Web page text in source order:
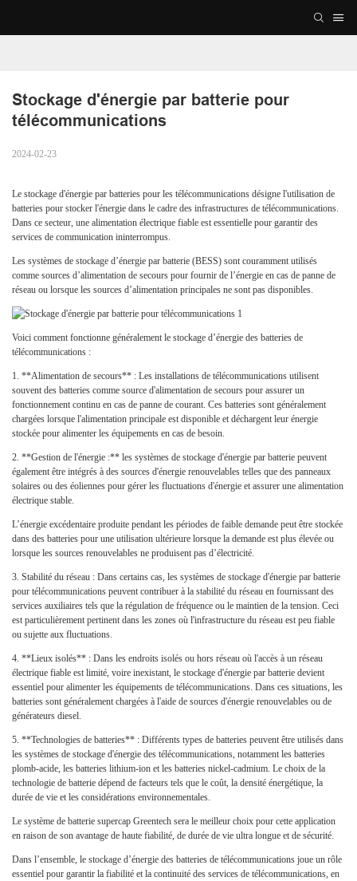
Stockage d'énergie par batterie pour
télécommunications
2024-02-23
Le stockage d'énergie par batteries pour les télécommunications désigne l'utilisation de
batteries pour stocker l'énergie dans le cadre des infrastructures de télécommunications.
Dans ce secteur, une alimentation électrique fiable est essentielle pour garantir des
services de communication ininterrompus.
Les systèmes de stockage d’énergie par batterie (BESS) sont couramment utilisés
comme sources d’alimentation de secours pour fournir de l’énergie en cas de panne de
réseau ou lorsque les sources d’alimentation principales ne sont pas disponibles.
Voici comment fonctionne généralement le stockage d’énergie des batteries de
télécommunications :
1. **Alimentation de secours** : Les installations de télécommunications utilisent
souvent des batteries comme source d'alimentation de secours pour assurer un
fonctionnement continu en cas de panne de courant. Ces batteries sont généralement
chargées lorsque l'alimentation principale est disponible et déchargent leur énergie
stockée pour alimenter les équipements en cas de besoin.
2. **Gestion de l'énergie :** les systèmes de stockage d'énergie par batterie peuvent
également être intégrés à des sources d'énergie renouvelables telles que des panneaux
solaires ou des éoliennes pour gérer les fluctuations d'énergie et assurer une alimentation
électrique stable.
L’énergie excédentaire produite pendant les périodes de faible demande peut être stockée
dans des batteries pour une utilisation ultérieure lorsque la demande est plus élevée ou
lorsque les sources renouvelables ne produisent pas d’électricité.
3. Stabilité du réseau : Dans certains cas, les systèmes de stockage d'énergie par batterie
pour télécommunications peuvent contribuer à la stabilité du réseau en fournissant des
services auxiliaires tels que la régulation de fréquence ou le maintien de la tension. Ceci
est particulièrement pertinent dans les zones où l'infrastructure du réseau est peu fiable
ou sujette aux fluctuations.
4. **Lieux isolés** : Dans les endroits isolés ou hors réseau où l'accès à un réseau
électrique fiable est limité, voire inexistant, le stockage d'énergie par batterie devient
essentiel pour alimenter les équipements de télécommunications. Dans ces situations, les
batteries sont généralement chargées à l'aide de sources d'énergie renouvelables ou de
générateurs diesel.
5. **Technologies de batteries** : Différents types de batteries peuvent être utilisés dans
les systèmes de stockage d'énergie des télécommunications, notamment les batteries
plomb-acide, les batteries lithium-ion et les batteries nickel-cadmium. Le choix de la
technologie de batterie dépend de facteurs tels que le coût, la densité énergétique, la
durée de vie et les considérations environnementales.
Le système de batterie supercap Greentech sera le meilleur choix pour cette application
en raison de son avantage de haute fiabilité, de durée de vie ultra longue et de sécurité.
Dans l’ensemble, le stockage d’énergie des batteries de télécommunications joue un rôle
essentiel pour garantir la fiabilité et la continuité des services de télécommunications, en